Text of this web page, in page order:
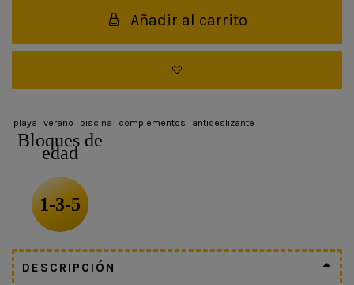
Añadir al carrito
playa verano piscina complementos antideslizante
Bloques de
edad
1-3-5
DESCRIPCIÓN